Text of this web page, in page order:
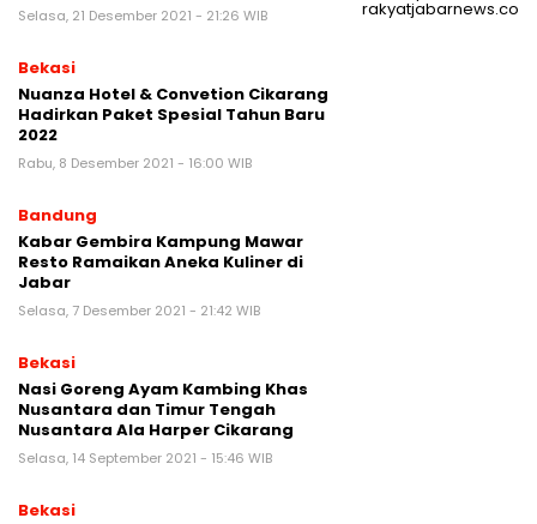
Selasa, 21 Desember 2021 - 21:26 WIB
Bekasi
Nuanza Hotel & Convetion Cikarang
Hadirkan Paket Spesial Tahun Baru
2022
Rabu, 8 Desember 2021 - 16:00 WIB
Bandung
Kabar Gembira Kampung Mawar
Resto Ramaikan Aneka Kuliner di
Jabar
Selasa, 7 Desember 2021 - 21:42 WIB
Bekasi
Nasi Goreng Ayam Kambing Khas
Nusantara dan Timur Tengah
Nusantara Ala Harper Cikarang
Selasa, 14 September 2021 - 15:46 WIB
Bekasi